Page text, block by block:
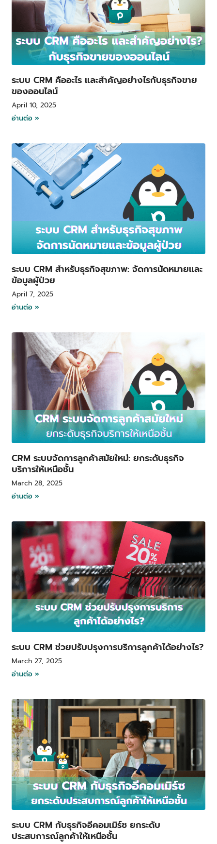
ระบบ CRM คืออะไร และสำคัญอย่างไรกับธุรกิจขาย
ของออนไลน์
April 10, 2025
อ่านต่อ »
ระบบ CRM สำหรับธุรกิจสุขภาพ: จัดการนัดหมายและ
ข้อมูลผู้ป่วย
April 7, 2025
อ่านต่อ »
CRM ระบบจัดการลูกค้าสมัยใหม่: ยกระดับธุรกิจ
บริการให้เหนือชั้น
March 28, 2025
อ่านต่อ »
ระบบ CRM ช่วยปรับปรุงการบริการลูกค้าได้อย่างไร?
March 27, 2025
อ่านต่อ »
ระบบ CRM กับธุรกิจอีคอมเมิร์ซ ยกระดับ
ประสบการณ์ลูกค้าให้เหนือชั้น